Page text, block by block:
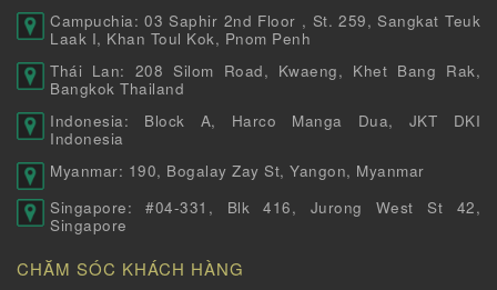
Campuchia: 03 Saphir 2nd Floor , St. 259, Sangkat Teuk
Laak I, Khan Toul Kok, Pnom Penh
Thái Lan: 208 Silom Road, Kwaeng, Khet Bang Rak,
Bangkok Thailand
Indonesia: Block A, Harco Manga Dua, JKT DKI
Indonesia
Myanmar: 190, Bogalay Zay St, Yangon, Myanmar
Singapore: #04-331, Blk 416, Jurong West St 42,
Singapore
CHĂM SÓC KHÁCH HÀNG